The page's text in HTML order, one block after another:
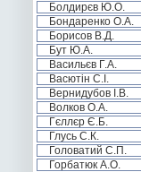
Болдирєв Ю.О.
Бондаренко О.А.
Борисов В.Д.
Бут Ю.А.
Васильєв Г.А.
Васютін С.І.
Вернидубов І.В.
Волков О.А.
Гєллєр Є.Б.
Глусь С.К.
Головатий С.П.
Горбатюк А.О.